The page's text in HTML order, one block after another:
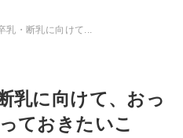
乳・断乳に向けて...
乳に向けて、おっ
ておきたいこ